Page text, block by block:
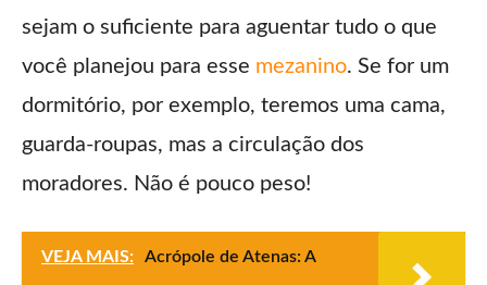
sejam o suficiente para aguentar tudo o que
você planejou para esse mezanino. Se for um
dormitório, por exemplo, teremos uma cama,
guarda-roupas, mas a circulação dos
moradores. Não é pouco peso!
VEJA MAIS: Acrópole de Atenas: A